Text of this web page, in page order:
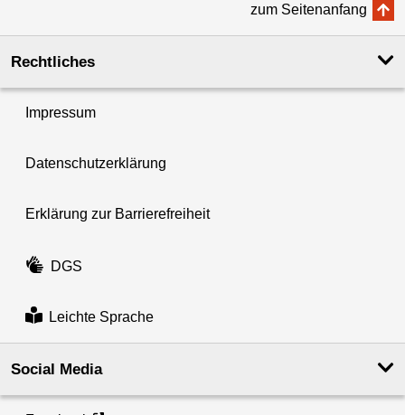
zum Seitenanfang
Rechtliches
Impressum
Datenschutzerklärung
Erklärung zur Barrierefreiheit
DGS
Leichte Sprache
Social Media